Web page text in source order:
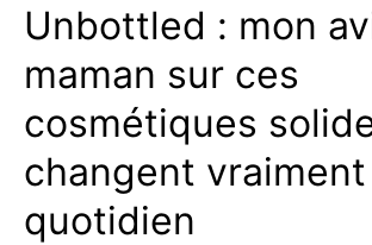
LA
MARQUE
? »
MAMANS
CONTINUENT
FAIRE
À
LA
MARQUE
Unbottled : mon
maman sur ces
cosmétiques
changent
quotidien